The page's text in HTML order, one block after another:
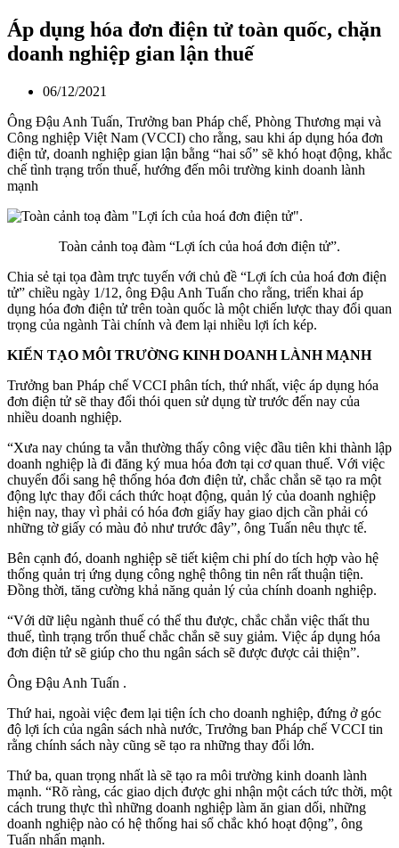
Áp dụng hóa đơn điện tử toàn quốc, chặn
doanh nghiệp gian lận thuế
06/12/2021
Ông Đậu Anh Tuấn, Trưởng ban Pháp chế, Phòng Thương mại và
Công nghiệp Việt Nam (VCCI) cho rằng, sau khi áp dụng hóa đơn
điện tử, doanh nghiệp gian lận bằng “hai sổ” sẽ khó hoạt động, khắc
chế tình trạng trốn thuế, hướng đến môi trường kinh doanh lành
mạnh
Toàn cảnh toạ đàm “Lợi ích của hoá đơn điện tử”.
Chia sẻ tại tọa đàm trực tuyến với chủ đề “Lợi ích của hoá đơn điện
tử” chiều ngày 1/12, ông Đậu Anh Tuấn cho rằng, triển khai áp
dụng hóa đơn điện tử trên toàn quốc là một chiến lược thay đổi quan
trọng của ngành Tài chính và đem lại nhiều lợi ích kép.
KIẾN TẠO MÔI TRƯỜNG KINH DOANH LÀNH MẠNH
Trưởng ban Pháp chế VCCI phân tích, thứ nhất, việc áp dụng hóa
đơn điện tử sẽ thay đổi thói quen sử dụng từ trước đến nay của
nhiều doanh nghiệp.
“Xưa nay chúng ta vẫn thường thấy công việc đầu tiên khi thành lập
doanh nghiệp là đi đăng ký mua hóa đơn tại cơ quan thuế. Với việc
chuyển đổi sang hệ thống hóa đơn điện tử, chắc chắn sẽ tạo ra một
động lực thay đổi cách thức hoạt động, quản lý của doanh nghiệp
hiện nay, thay vì phải có hóa đơn giấy hay giao dịch cần phải có
những tờ giấy có màu đỏ như trước đây”, ông Tuấn nêu thực tế.
Bên cạnh đó, doanh nghiệp sẽ tiết kiệm chi phí do tích hợp vào hệ
thống quản trị ứng dụng công nghệ thông tin nên rất thuận tiện.
Đồng thời, tăng cường khả năng quản lý của chính doanh nghiệp.
“Với dữ liệu ngành thuế có thể thu được, chắc chắn việc thất thu
thuế, tình trạng trốn thuế chắc chắn sẽ suy giảm. Việc áp dụng hóa
đơn điện tử sẽ giúp cho thu ngân sách sẽ được được cải thiện”.
Ông Đậu Anh Tuấn .
Thứ hai, ngoài việc đem lại tiện ích cho doanh nghiệp, đứng ở góc
độ lợi ích của ngân sách nhà nước, Trưởng ban Pháp chế VCCI tin
rằng chính sách này cũng sẽ tạo ra những thay đổi lớn.
Thứ ba, quan trọng nhất là sẽ tạo ra môi trường kinh doanh lành
mạnh. “Rõ ràng, các giao dịch được ghi nhận một cách tức thời, một
cách trung thực thì những doanh nghiệp làm ăn gian dối, những
doanh nghiệp nào có hệ thống hai sổ chắc khó hoạt động”, ông
Tuấn nhấn mạnh.